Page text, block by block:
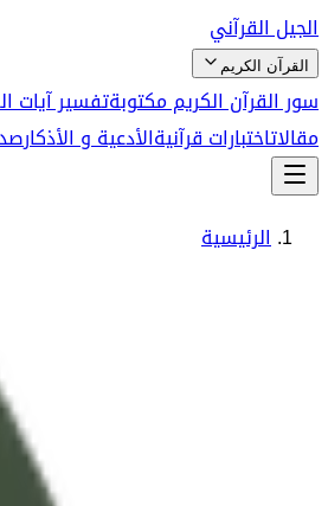
الجيل القرآني
القرآن الكريم
سور القرآن الكريم مكتوبةتفسير آيات
مقالاتاختبارات قرآنيةالأدعية و الأذكار
الرئيسية